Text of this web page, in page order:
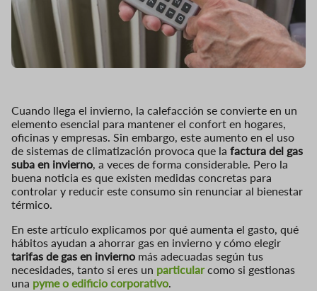
Cuando llega el invierno, la calefacción se convierte en un
elemento esencial para mantener el confort en hogares,
oficinas y empresas. Sin embargo, este aumento en el uso
de sistemas de climatización provoca que la factura del gas
suba en invierno, a veces de forma considerable. Pero la
buena noticia es que existen medidas concretas para
controlar y reducir este consumo sin renunciar al bienestar
térmico.
En este artículo explicamos por qué aumenta el gasto, qué
hábitos ayudan a ahorrar gas en invierno y cómo elegir
tarifas de gas en invierno más adecuadas según tus
necesidades, tanto si eres un particularcomo si gestionas
una pyme o edificio corporativo.